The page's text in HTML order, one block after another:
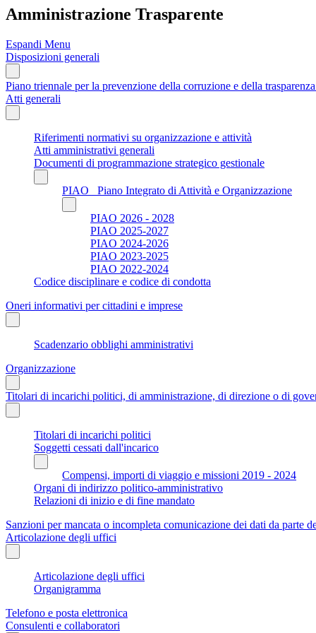
Amministrazione Trasparente
Espandi Menu
Disposizioni generali
Piano triennale per la prevenzione della corruzione e della
Atti generali
Riferimenti normativi su organizzazione e attività
Atti amministrativi generali
Documenti di programmazione strategico gestionale
PIAO_ Piano Integrato di Attività e Organizzazione
PIAO 2026 - 2028
PIAO 2025-2027
PIAO 2024-2026
PIAO 2023-2025
PIAO 2022-2024
Codice disciplinare e codice di condotta
Oneri informativi per cittadini e imprese
Scadenzario obblighi amministrativi
Organizzazione
Titolari di incarichi politici, di amministrazione, di direzione o di
Titolari di incarichi politici
Soggetti cessati dall'incarico
Compensi, importi di viaggio e missioni 2019 - 2024
Organi di indirizzo politico-amministrativo
Relazioni di inizio e di fine mandato
Sanzioni per mancata o incompleta comunicazione dei dati da
Articolazione degli uffici
Articolazione degli uffici
Organigramma
Telefono e posta elettronica
Consulenti e collaboratori